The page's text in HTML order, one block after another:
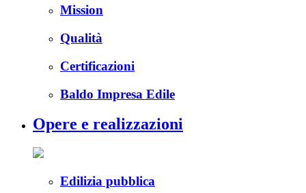
Mission
Qualità
Certificazioni
Baldo Impresa Edile
Opere e realizzazioni
Edilizia pubblica